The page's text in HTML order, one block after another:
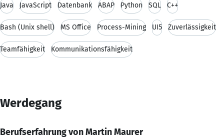
Java JavaScript Datenbank ABAP Python SQL C++
Bash (Unix shell) MS Office Process-Mining UI5 Zuverlässigkeit
Teamfähigkeit Kommunikationsfähigkeit
Werdegang
Berufserfahrung von Martin Maurer